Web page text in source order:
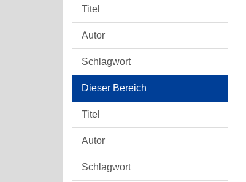
Titel
Autor
Schlagwort
Dieser Bereich
Titel
Autor
Schlagwort